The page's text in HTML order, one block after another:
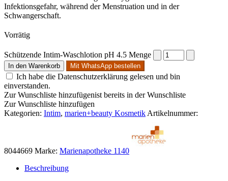
Infektionsgefahr, während der Menstruation und in der
Schwangerschaft.
Vorrätig
Schützende Intim-Waschlotion pH 4.5 Menge
In den Warenkorb Mit WhatsApp bestellen
Ich habe die Datenschutzerklärung gelesen und bin
einverstanden.
Zur Wunschliste hinzufügenist bereits in der Wunschliste
Zur Wunschliste hinzufügen
Kategorien: Intim, marien+beauty Kosmetik Artikelnummer:
8044669 Marke: Marienapotheke 1140
Beschreibung